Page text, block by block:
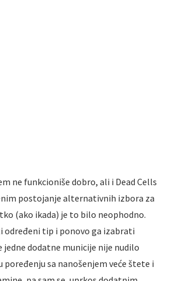
ne funkcioniše dobro, ali i Dead Cells
postojanje alternativnih izbora za
(ako ikada) je to bilo neophodno.
određeni tip i ponovo ga izabrati
jedne dodatne municije nije nudilo
poređenju sa nanošenjem veće štete i